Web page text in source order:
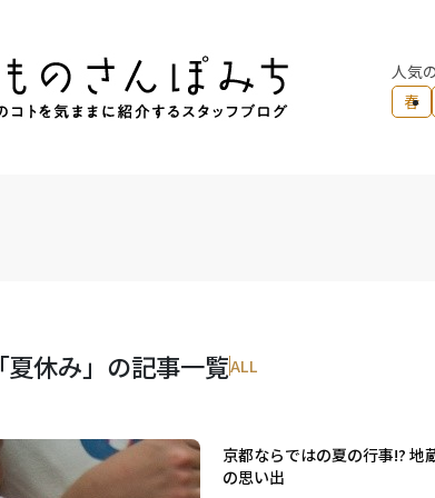
人気
春
「夏休み」の記事一覧ALL
京都ならではの夏の行事!? 地
の思い出